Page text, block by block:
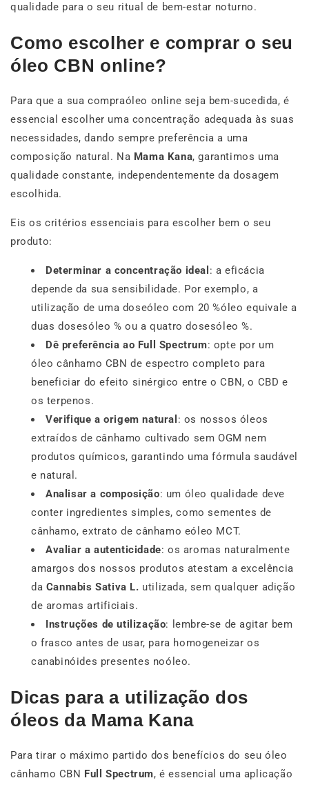
qualidade para o seu ritual de bem-estar noturno.
Como escolher e comprar o seu
óleo CBN online?
Para que a sua compraóleo online seja bem-sucedida, é
essencial escolher uma concentração adequada às suas
necessidades, dando sempre preferência a uma
composição natural. Na Mama Kana, garantimos uma
qualidade constante, independentemente da dosagem
escolhida.
Eis os critérios essenciais para escolher bem o seu
produto:
Determinar a concentração ideal : a eficácia
depende da sua sensibilidade. Por exemplo, a
utilização de uma doseóleo com 20 %óleo equivale a
duas dosesóleo % ou a quatro dosesóleo %.
Dê preferência ao Full Spectrum: opte por um
óleo cânhamo CBN de espectro completo para
beneficiar do efeito sinérgico entre o CBN, o CBD e
os terpenos.
Verifique a origem natural : os nossos óleos
extraídos de cânhamo cultivado sem OGM nem
produtos químicos, garantindo uma fórmula saudável
e natural.
Analisar a composição: um óleo qualidade deve
conter ingredientes simples, como sementes de
cânhamo, extrato de cânhamo eóleo MCT.
Avaliar a autenticidade: os aromas naturalmente
amargos dos nossos produtos atestam a excelência
da Cannabis Sativa L. utilizada, sem qualquer adição
de aromas artificiais.
Instruções de utilização: lembre-se de agitar bem
o frasco antes de usar, para homogeneizar os
canabinóides presentes noóleo.
Dicas para a utilização dos
óleos da Mama Kana
Para tirar o máximo partido dos benefícios do seu óleo
cânhamo CBN
Full Spectrum, é essencial uma aplicação